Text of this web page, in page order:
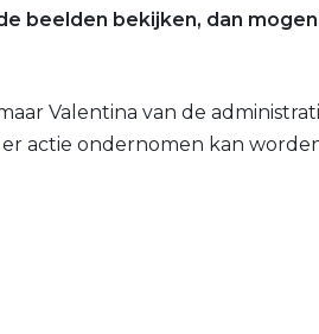
beelden bekijken, dan
Valentina van de
actie ondernomen kan